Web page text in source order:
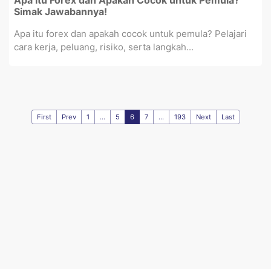
Simak Jawabannya!
Apa itu forex dan apakah cocok untuk pemula? Pelajari
cara kerja, peluang, risiko, serta langkah...
First Prev 1 ... 5 6 7 ... 193 Next Last